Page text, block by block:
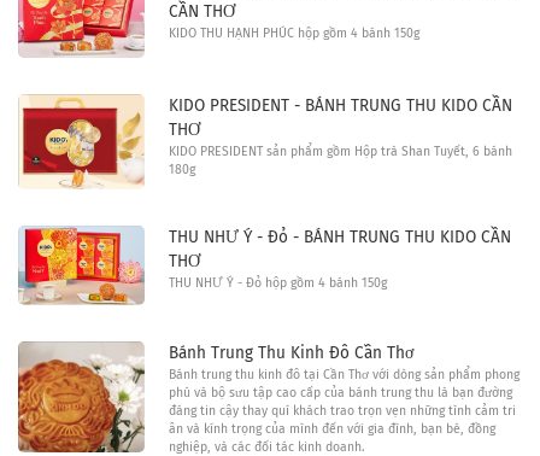
CẦN THƠ
KIDO THU HẠNH PHÚC hộp gồm 4 bánh 150g
KIDO PRESIDENT - BÁNH TRUNG THU KIDO CẦN
THƠ
KIDO PRESIDENT sản phẩm gồm Hộp trà Shan Tuyết, 6 bánh
180g
THU NHƯ Ý - Đỏ - BÁNH TRUNG THU KIDO CẦN
THƠ
THU NHƯ Ý - Đỏ hộp gồm 4 bánh 150g
Bánh Trung Thu Kinh Đô Cần Thơ
Bánh trung thu kinh đô tại Cần Thơ với dòng sản phẩm phong
phú và bộ sưu tập cao cấp của bánh trung thu là bạn đường
đáng tin cậy thay quí khách trao trọn vẹn những tình cảm tri
ân và kính trọng của mình đến với gia đình, bạn bè, đồng
nghiệp, và các đối tác kinh doanh.